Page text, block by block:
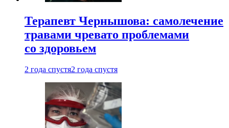
Терапевт Чернышова: самолечение
травами чревато проблемами
со здоровьем
2 года спустя2 года спустя